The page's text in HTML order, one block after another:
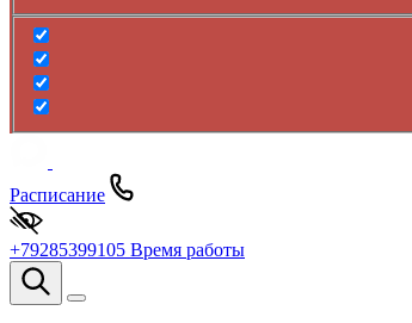
Расписание
+79285399105 Время работы